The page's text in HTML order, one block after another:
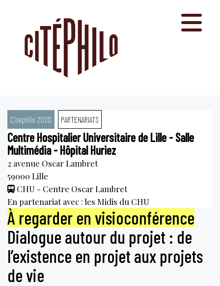
Citéphilo 2020 PARTENARIATS
Centre Hospitalier Universitaire de Lille - Salle
Multimédia - Hôpital Huriez
2 avenue Oscar Lambret
59000 Lille
CHU - Centre Oscar Lambret
En partenariat avec : les Midis du CHU
À regarder en visioconférence
Dialogue autour du projet : de
l’existence en projet aux projets
de vie